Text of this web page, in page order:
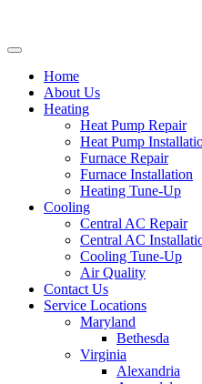
Home
About Us
Heating
Heat Pump Repair
Heat Pump
Furnace Repair
Furnace Installation
Heating Tune-Up
Cooling
Central AC Repair
Central AC
Cooling Tune-Up
Air Quality
Contact Us
Service Locations
Maryland
Bethesda
Virginia
Alexandria